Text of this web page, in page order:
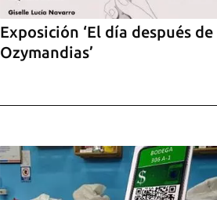
Exposición ‘El día después de
Ozymandias’